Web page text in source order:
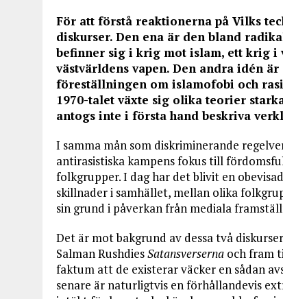
För att förstå reaktionerna på Vilks
diskurser. Den ena är den bland
befinner sig i krig mot islam, ett krig
västvärldens vapen. Den andra idén
föreställningen om islamofobi och
1970-talet växte sig olika teorier
antogs inte i första hand beskriva
I samma mån som diskriminerande
antirasistiska kampens fokus till
folkgrupper. I dag har det blivit en
skillnader i samhället, mellan olika
sin grund i påverkan från mediala
Det är mot bakgrund av dessa två
Salman RushdiesSatansverserna och fram
faktum att de existerar väcker en sådan
senare är naturligtvis en förhållandevis